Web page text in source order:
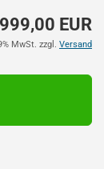
999,00 EUR
MwSt. zzgl. Versand